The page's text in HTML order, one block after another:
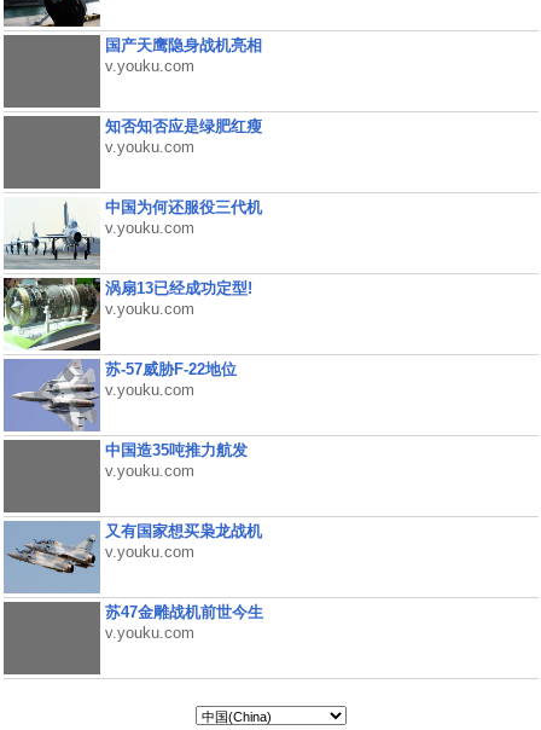
国产天鹰隐身战机亮相
v.youku.com
知否知否应是绿肥红瘦
v.youku.com
中国为何还服役三代机
v.youku.com
涡扇13已经成功定型!
v.youku.com
苏-57威胁F-22地位
v.youku.com
中国造35吨推力航发
v.youku.com
又有国家想买枭龙战机
v.youku.com
苏47金雕战机前世今生
v.youku.com